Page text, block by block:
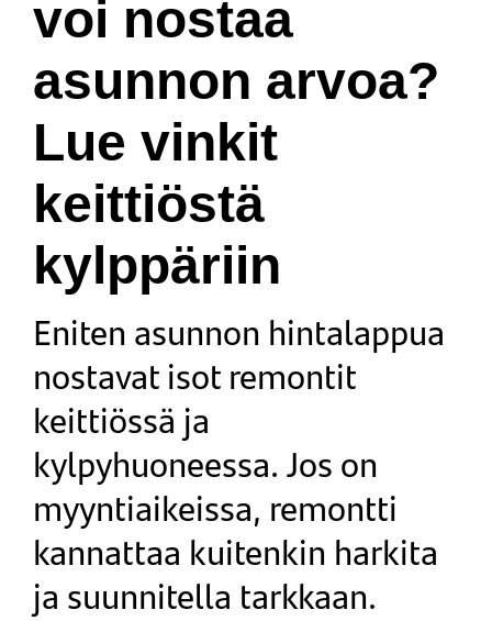
voi nostaa
asunnon arvoa?
Lue vinkit
keittiöstä
kylppäriin
Eniten asunnon hintalappua
nostavat isot remontit
keittiössä ja
kylpyhuoneessa. Jos on
myyntiaikeissa, remontti
kannattaa kuitenkin harkita
ja suunnitella tarkkaan.